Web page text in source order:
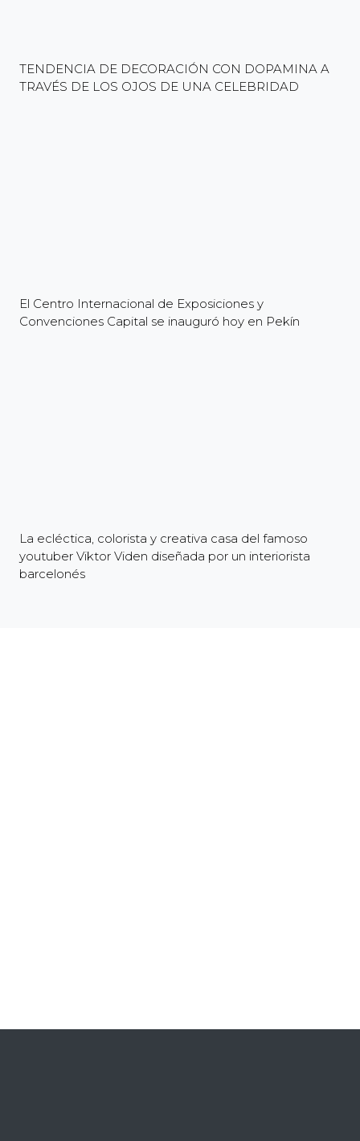
TENDENCIA DE DECORACIÓN CON DOPAMINA A
TRAVÉS DE LOS OJOS DE UNA CELEBRIDAD
El Centro Internacional de Exposiciones y
Convenciones Capital se inauguró hoy en Pekín
La ecléctica, colorista y creativa casa del famoso
youtuber Viktor Viden diseñada por un interiorista
barcelonés